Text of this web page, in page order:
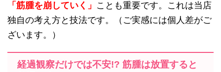
「筋腫を崩していく」 ことも重要です。これは当店
独自の考え方と技法です。（ご実感には個人差がご
ざいます。）
経過観察だけでは不安!? 筋腫は放置すると